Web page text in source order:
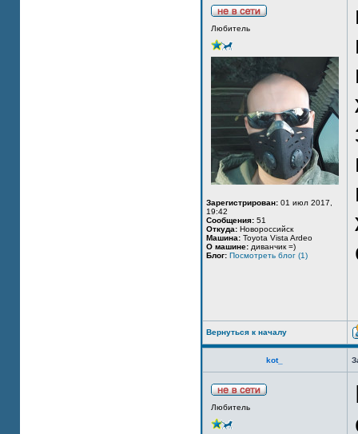
Любитель
Зарегистрирован: 01 июл 2017,
19:42
Сообщения: 51
Откуда: Новороссийск
Машина: Toyota Vista Ardeo
О машине: диванчик =)
Блог: Посмотреть блог (1)
Вернуться к началу
kot_
Любитель